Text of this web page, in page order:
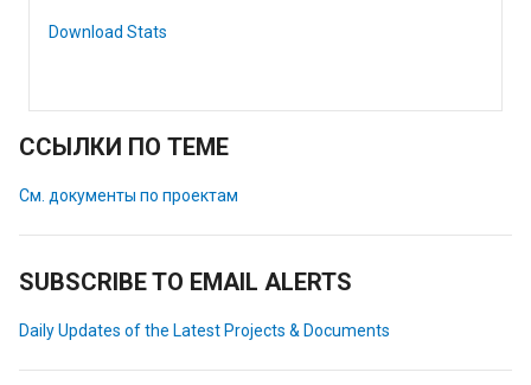
Download Stats
ССЫЛКИ ПО ТЕМЕ
См. документы по проектам
SUBSCRIBE TO EMAIL ALERTS
Daily Updates of the Latest Projects & Documents